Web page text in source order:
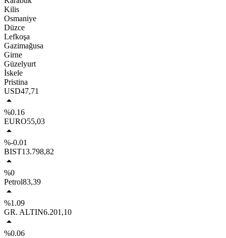
Kilis
Osmaniye
Düzce
Lefkoşa
Gazimağusa
Girne
Güzelyurt
İskele
Pristina
USD47,71
%0.16
EURO55,03
%-0.01
BIST13.798,82
%0
Petrol83,39
%1.09
GR. ALTIN6.201,10
%0.06